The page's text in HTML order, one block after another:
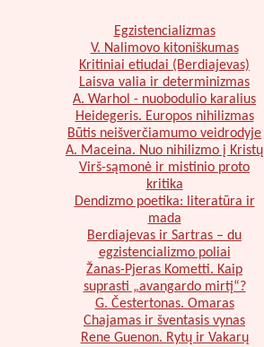
Egzistencializmas
V. Nalimovo kitoniškumas
Kritiniai etiudai (Berdiajevas)
Laisva valia ir determinizmas
A. Warhol - nuobodulio karalius
Heidegeris. Europos nihilizmas
Būtis neišverčiamumo veidrodyje
A. Maceina. Nuo nihilizmo į Kristų
Virš-sąmonė ir mistinio proto
kritika
Dendizmo poetika: literatūra ir
mada
Berdiajevas ir Sartras – du
egzistencializmo poliai
Žanas-Pjeras Kometti. Kaip
suprasti „avangardo mirtį“?
G. Čestertonas. Omaras
Chajamas ir šventasis vynas
Rene Guenon. Rytų ir Vakarų